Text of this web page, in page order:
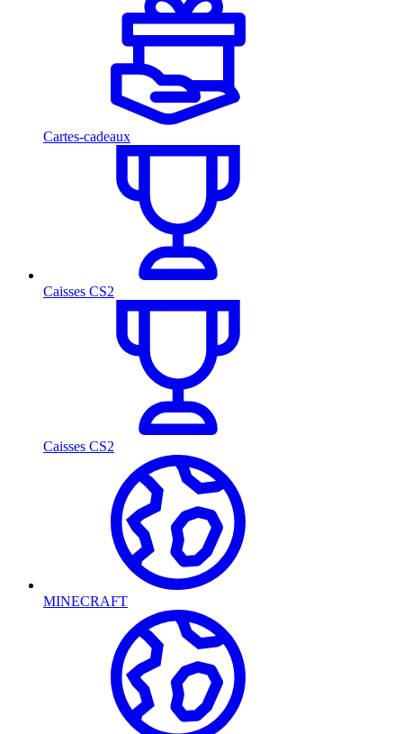
Cartes-cadeaux
Caisses CS2
Caisses CS2
MINECRAFT